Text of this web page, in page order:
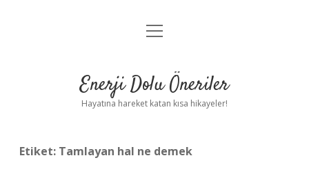
Anasayfa
Yasal Uyarı
menüyü
Enerji Dolu Öneriler
Hayatına hareket katan kısa hikayeler!
Etiket: Tamlayan hal ne demek